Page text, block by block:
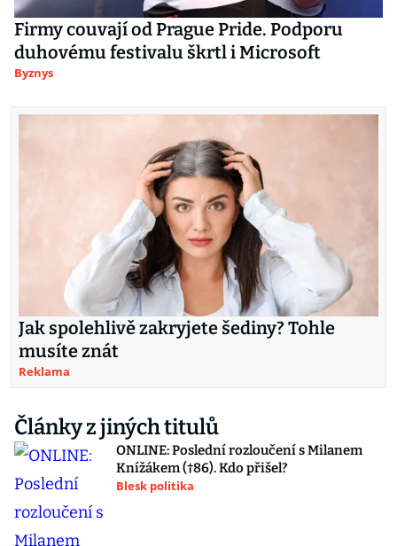
Firmy couvají od Prague Pride. Podporu
duhovému festivalu škrtl i Microsoft
Byznys
Jak spolehlivě zakryjete šediny? Tohle
musíte znát
Reklama
Články z jiných titulů
ONLINE: Poslední rozloučení s Milanem
Knížákem (†86). Kdo přišel?
Blesk politika